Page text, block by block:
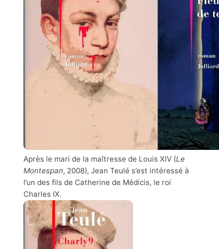
Après le mari de la maîtresse de Louis XIV (Le
Montespan, 2008), Jean Teulé s’est intéressé à
l’un des fils de Catherine de Médicis, le roi
Charles IX.